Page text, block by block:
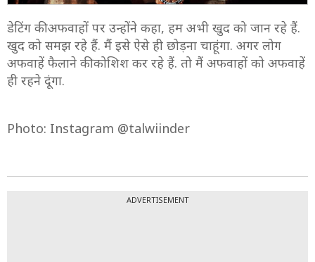
डेटिंग की अफवाहों पर उन्होंने कहा, हम अभी खुद को जान रहे हैं.
खुद को समझ रहे हैं. मैं इसे ऐसे ही छोड़ना चाहूंगा. अगर लोग
अफवाहें फैलाने की कोशिश कर रहे हैं. तो मैं अफवाहों को अफवाहें
ही रहने दूंगा.
Photo: Instagram @talwiinder
ADVERTISEMENT